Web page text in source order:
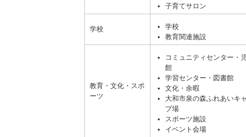
子育てサロン
学校
学校
教育関連施設
教育・文化・スポ
ーツ
コミュニティセンター・
館
学習センター・図書館
文化・余暇
大和市泉の森ふれあいキ
プ場
スポーツ施設
イベント会場